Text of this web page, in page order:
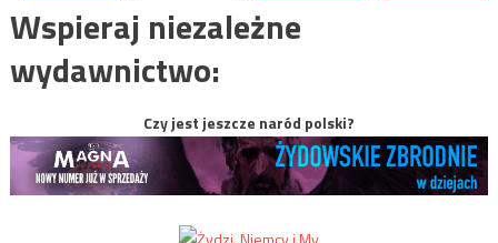
Wspieraj niezależne
wydawnictwo:
Czy jest jeszcze naród polski?